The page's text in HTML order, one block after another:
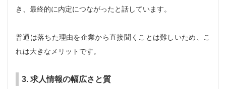
き、最終的に内定につながったと話しています。
普通は落ちた理由を企業から直接聞くことは難しいため、こ
れは大きなメリットです。
3. 求人情報の幅広さと質